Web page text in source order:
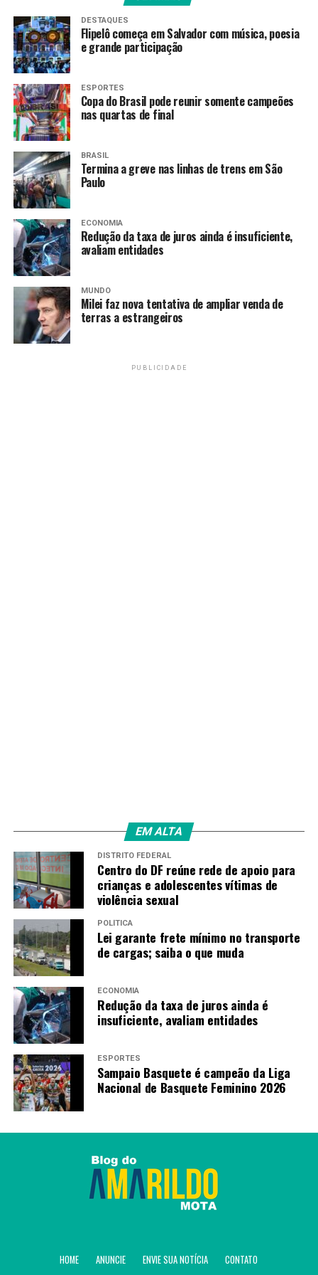
A executiva disse esperar que a perfuração comece
até o próximo dia 21.“Até onde me foi informado o que
existia era uma demanda por uma reunião para
esclarecimentos e espero que nessa reunião, no próprio
dia 16, esteja tudo resolvido para iniciar a perfuração”,
acrescentou.
Magda afirmou que a estatal está enfrentando uma
dificuldade de fazer uma nova locação dessa mesma
sonda.
“Essa sonda é rara no
mundo. É uma das poucas
sondas de última geração
que existem no mundo. A
gente tem duas, três
sondas dessas no mundo
todo. É uma sonda
DESTAQUES
Flipelô começa em Salvador com música, poesia
e grande participação
ESPORTES
Copa do Brasil pode reunir somente campeões
nas quartas de final
BRASIL
Termina a greve nas linhas de trens em São
Paulo
ECONOMIA
Redução da taxa de juros ainda é insuficiente,
avaliam entidades
MUNDO
Milei faz nova tentativa de ampliar venda de
terras a estrangeiros
PUBLICIDADE
EM ALTA
DISTRITO FEDERAL
Centro do DF reúne rede de apoio para
crianças e adolescentes vítimas de
violência sexual
POLÍTICA
Lei garante frete mínimo no transporte
de cargas; saiba o que muda
ECONOMIA
Redução da taxa de juros ainda é
insuficiente, avaliam entidades
ESPORTES
Sampaio Basquete é campeão da Liga
Nacional de Basquete Feminino 2026
HOME ANUNCIE ENVIE SUA NOTÍCIA CONTATO